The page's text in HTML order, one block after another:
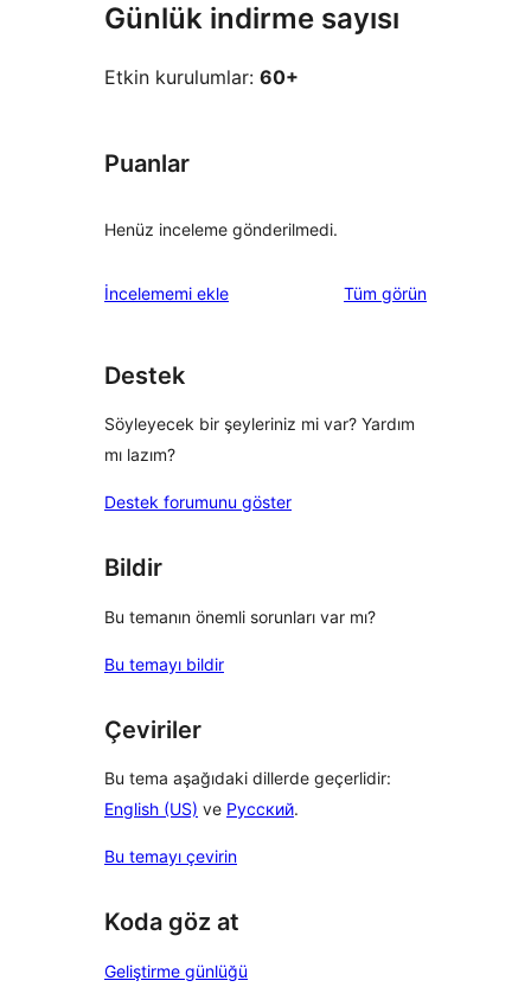
Günlük indirme sayısı
Etkin kurulumlar: 60+
Puanlar
Henüz inceleme gönderilmedi.
İncelememi ekle Tüm değerlendirmeleri
görün
Destek
Söyleyecek bir şeyleriniz mi var? Yardım
mı lazım?
Destek forumunu göster
Bildir
Bu temanın önemli sorunları var mı?
Bu temayı bildir
Çeviriler
Bu tema aşağıdaki dillerde geçerlidir:
English (US) ve Русский.
Bu temayı çevirin
Koda göz at
Geliştirme günlüğü